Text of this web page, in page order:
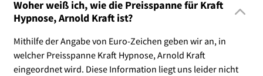
Woher weiß ich, wie die Preisspanne für Kraft
Hypnose, Arnold Kraft ist?
Mithilfe der Angabe von Euro-Zeichen geben wir an, in
welcher Preisspanne Kraft Hypnose, Arnold Kraft
eingeordnet wird. Diese Information liegt uns leider nicht